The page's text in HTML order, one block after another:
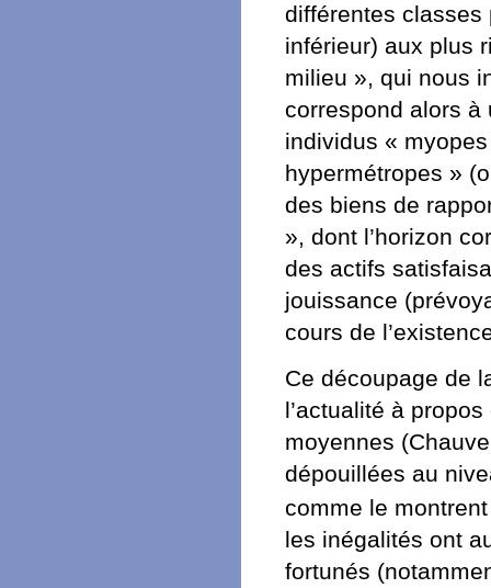
différentes classes
inférieur) aux plus
milieu », qui nous
correspond alors à
individus «
hypermétropes »
des biens de
», dont l’horizon
des actifs
jouissance
cours de
Ce découpage de
l’actualité à
moyennes
dépouillées au
comme le
les inégalités ont
fortunés